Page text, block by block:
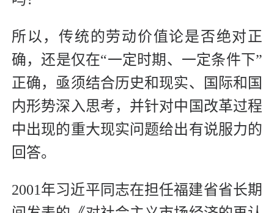
所以，传统的劳动价值论是否绝对正
确，还是仅在“一定时期、一定条件下”
正确，亟须结合历史和现实、国际和国
内形势深入思考，并针对中国改革过程
中出现的重大现实问题给出有说服力的
回答。
2001年习近平同志在担任福建省省长期